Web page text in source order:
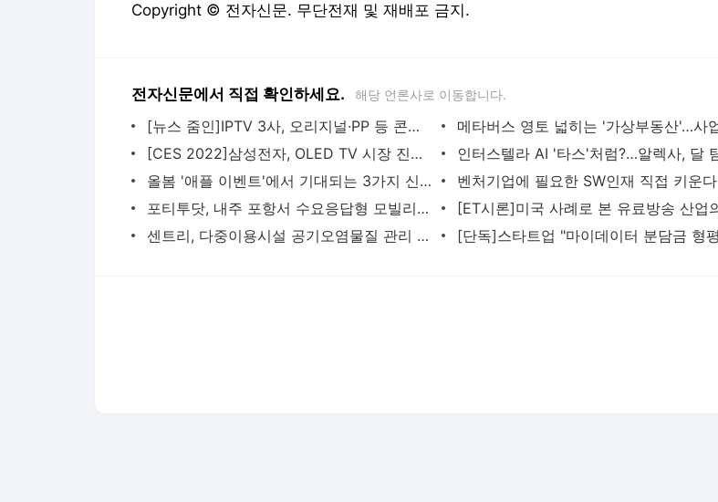
Copyright © 전자신문. 무단전재 및 재배포 금지.
전자신문에서 직접 확인하세요. 해당 언론사로 이동합니다.
[뉴스 줌인]IPTV 3사, 오리지널·PP 등 콘텐츠 투자 확대
[CES 2022]삼성전자, OLED TV 시장 진출 공식 선언
올봄 '애플 이벤트'에서 기대되는 3가지 신제품
벤처기업에 필요한 SW인재 직접 키운다
포티투닷, 내주 포항서 수요응답형 모빌리티 운행 시작
센트리, 다중이용시설 공기오염물질 관리 혁신…“IoT AI로 10종 동시 측정”